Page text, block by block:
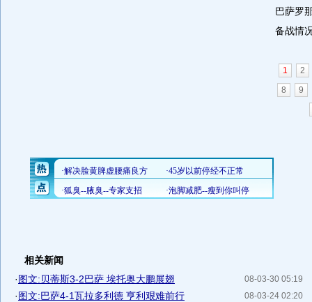
巴萨罗
备战情
1
2
8
9
相关新闻
08-03-30 05:19
·图文:贝蒂斯3-2巴萨 埃托奥大鹏展翅
08-03-24 02:20
·图文:巴萨4-1瓦拉多利德 亨利艰难前行